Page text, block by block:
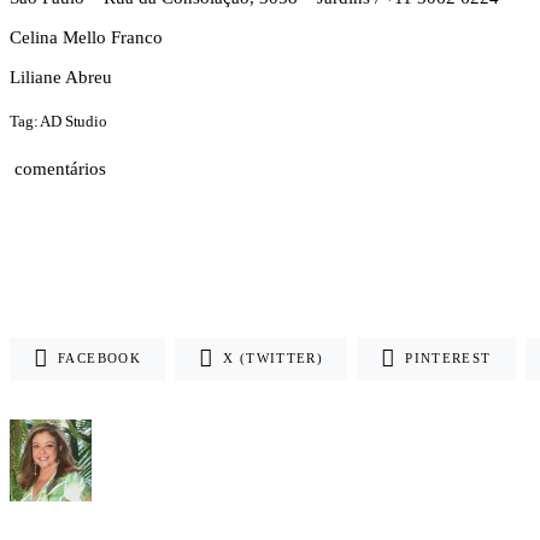
Celina Mello Franco
Liliane Abreu
Tag: AD Studio
comentários
FACEBOOK X (TWITTER) PINTEREST